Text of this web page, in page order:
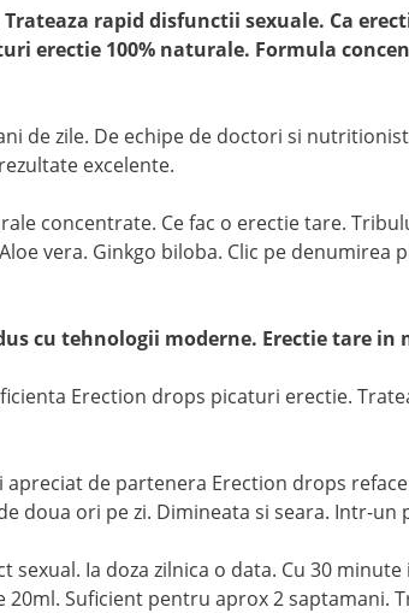
rapid disfunctii sexuale. Ca
erectie 100% naturale. Formula
de zile. De echipe de doctori si
excelente.
concentrate. Ce fac o erectie tare.
vera. Ginkgo biloba. Clic pe denumirea
cu tehnologii moderne. Erectie tare in
Erection drops picaturi erectie.
de partenera Erection drops
doua ori pe zi. Dimineata si seara. Intr-un
Ia doza zilnica o data. Cu 30 minute
Suficient pentru aprox 2 saptamani.